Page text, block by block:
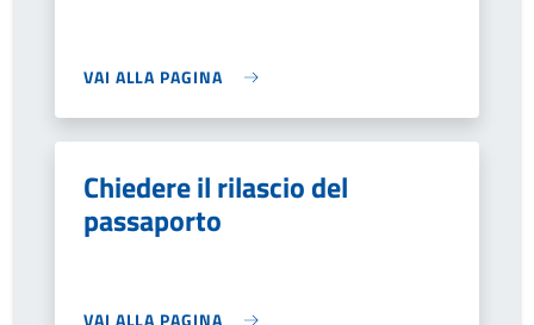
VAI ALLA PAGINA
Chiedere il rilascio del
passaporto
VAI ALLA PAGINA